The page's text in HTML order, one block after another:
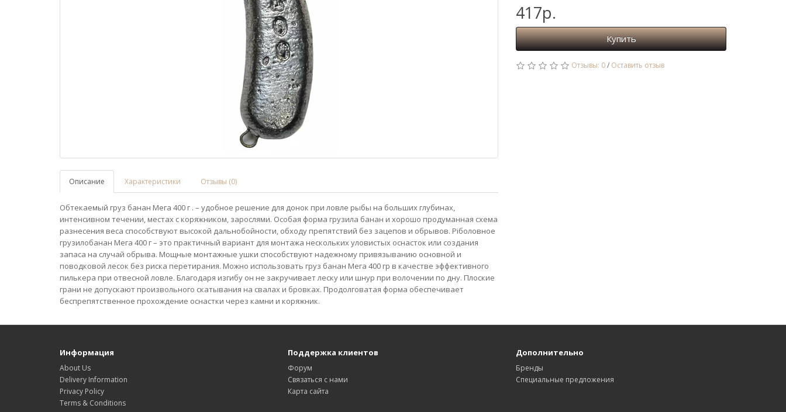
Описание Характеристики Отзывы (0)
Обтекаемый груз банан Мега 400 г . – удобное решение для донок при ловле рыбы на больших глубинах,
интенсивном течении, местах с коряжником, зарослями. Особая форма грузила банан и хорошо продуманная схема
разнесения веса способствуют высокой дальнобойности, обходу препятствий без зацепов и обрывов. Ріболовное
грузилобанан Мега 400 г – это практичный вариант для монтажа нескольких уловистых оснасток или создания
запаса на случай обрыва. Мощные монтажные ушки способствуют надежному привязыванию основной и
поводковой лесок без риска перетирания. Можно использовать груз банан Мега 400 гр в качестве эффективного
пилькера при отвесной ловле. Благодаря изгибу он не закручивает леску или шнур при волочении по дну. Плоские
грани не допускают произвольного скатывания на свалах и бровках. Продолговатая форма обеспечивает
беспрепятственное прохождение оснастки через камни и коряжник.
417р.
Купить
Отзывы: 0/ Оставить отзыв
Информация
About Us
Delivery Information
Privacy Policy
Terms & Conditions
Поддержка клиентов
Форум
Связаться с нами
Карта сайта
Дополнительно
Бренды
Специальные предложения